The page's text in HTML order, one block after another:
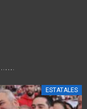
ESTATALES